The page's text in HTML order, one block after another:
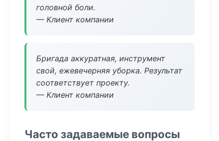
головной боли.
— Клиент компании
Бригада аккуратная, инструмент
свой, ежевечерняя уборка. Результат
соответствует проекту.
— Клиент компании
Часто задаваемые вопросы